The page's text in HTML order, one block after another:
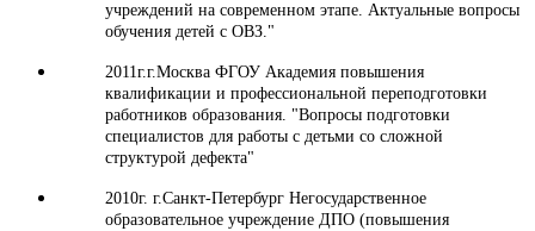
учреждений на современном этапе. Актуальные вопросы
обучения детей с ОВЗ."
2011г.г.Москва ФГОУ Академия повышения
квалификации и профессиональной переподготовки
работников образования. "Вопросы подготовки
специалистов для работы с детьми со сложной
структурой дефекта"
2010г. г.Санкт-Петербург Негосударственное
образовательное учреждение ДПО (повышения